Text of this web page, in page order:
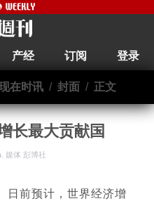
产经 订阅 登录
在时讯/ 封面/ 正文
长最大贡献国
媒体 彭博社
日前预计，世界经济增